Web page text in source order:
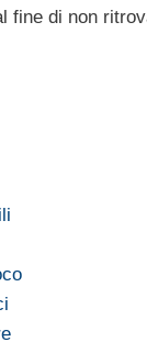
di non